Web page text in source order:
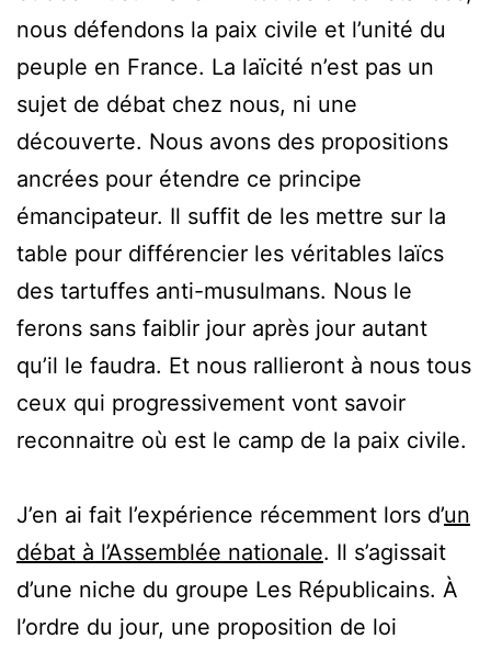
nous défendons la paix civile et l’unité du
peuple en France. La laïcité n’est pas un
sujet de débat chez nous, ni une
découverte. Nous avons des propositions
ancrées pour étendre ce principe
émancipateur. Il suffit de les mettre sur la
table pour différencier les véritables laïcs
des tartuffes anti-musulmans. Nous le
ferons sans faiblir jour après jour autant
qu’il le faudra. Et nous rallieront à nous tous
ceux qui progressivement vont savoir
reconnaitre où est le camp de la paix civile.
J’en ai fait l’expérience récemment lors d’un
débat à l’Assemblée nationale. Il s’agissait
d’une niche du groupe Les Républicains. À
l’ordre du jour, une proposition de loi